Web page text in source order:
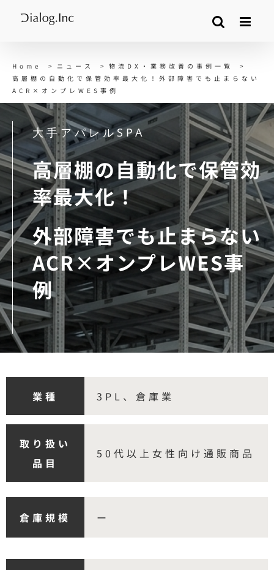
Home ニュース
物流DX・業務改善の事例一覧
高層棚の自動化で保管効率最大化！外部障害でも止まらない
ACR×オンプレWES事例
大手アパレルSPA
高層棚の自動化で保管効
率最大化！
外部障害でも止まらない
ACR×オンプレWES事
例
業種 3PL、倉庫業
取り扱い
品目
50代以上女性向け通販商品
倉庫規模 ー